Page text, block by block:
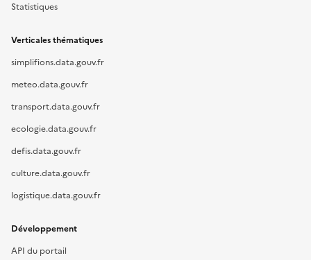
Statistiques
Verticales thématiques
simplifions.data.gouv.fr
meteo.data.gouv.fr
transport.data.gouv.fr
ecologie.data.gouv.fr
defis.data.gouv.fr
culture.data.gouv.fr
logistique.data.gouv.fr
Développement
API du portail